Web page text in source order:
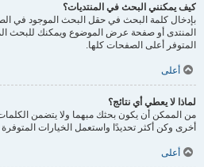
كيف يمكنني البحث في المنتديات؟
بإدخال كلمة البحث في حقل البحث الموجود في
المنتدى أو صفحة عرض الموضوع ويمكنك للبحث
المتوفر أعلى الصفحات كلها.
أعلى
لماذا لا يعطي أي نتائج؟
أخرى وكن أكثر تحديدًا واستعمل الخيارات
أعلى